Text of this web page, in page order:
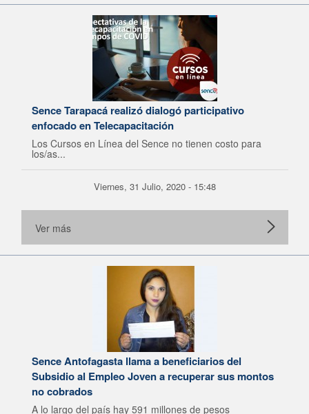
Sence Tarapacá realizó dialogó participativo
enfocado en Telecapacitación
Los Cursos en Línea del Sence no tienen costo para
los/as...
Viernes, 31 Julio, 2020 - 15:48
Ver más
Sence Antofagasta llama a beneficiarios del
Subsidio al Empleo Joven a recuperar sus montos
no cobrados
A lo largo del país hay 591 millones de pesos